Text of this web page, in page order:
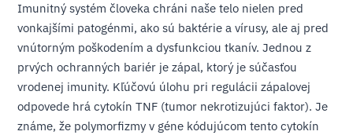
Imunitný systém človeka chráni naše telo nielen pred
vonkajšími patogénmi, ako sú baktérie a vírusy, ale aj pred
vnútorným poškodením a dysfunkciou tkanív. Jednou z
prvých ochranných bariér je zápal, ktorý je súčasťou
vrodenej imunity. Kľúčovú úlohu pri regulácii zápalovej
odpovede hrá cytokín TNF (tumor nekrotizujúci faktor). Je
známe, že polymorfizmy v géne kódujúcom tento cytokín